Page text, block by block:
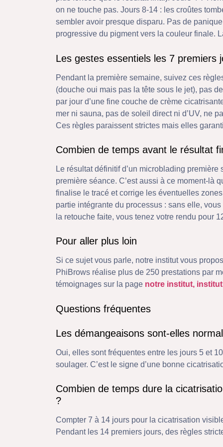
on ne touche pas. Jours 8-14 : les croûtes
sembler avoir presque disparu. Pas de
progressive du pigment vers la couleur finale.
Les gestes essentiels les 7 premiers
Pendant la première semaine, suivez ces
(douche oui mais pas la tête sous le jet), pas
par jour d’une fine couche de crème
mer ni sauna, pas de soleil direct ni d’UV, ne
Ces règles paraissent strictes mais elles
Combien de temps avant le résultat
Le résultat définitif d’un microblading
première séance. C’est aussi à ce moment-là
finalise le tracé et corrige les éventuelles
partie intégrante du processus : sans elle,
la retouche faite, vous tenez votre rendu pour
Pour aller plus loin
Si ce sujet vous parle, notre institut vous
PhiBrows réalise plus de 250 prestations par
témoignages sur la page notre institut,
Questions fréquentes
Les démangeaisons sont-elles
Oui, elles sont fréquentes entre les jours 5 et
soulager. C’est le signe d’une bonne
Combien de temps dure la
?
Compter 7 à 14 jours pour la cicatrisation
Pendant les 14 premiers jours, des règles